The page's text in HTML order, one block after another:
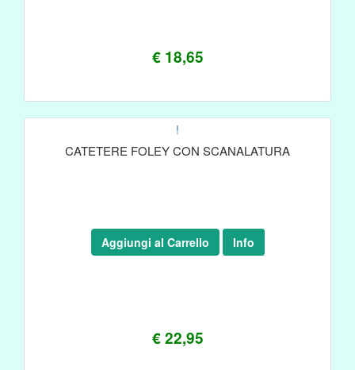
€ 18,65
!
CATETERE FOLEY CON SCANALATURA
€ 22,95
Aggiungi al Carrello Info